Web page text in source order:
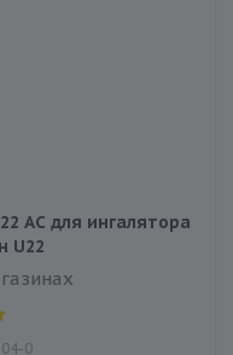
AC для ингалятора
U22
0